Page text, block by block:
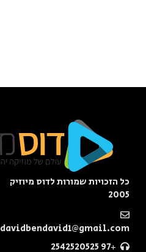
כל הזכויות שמורות לדוס מיוזיק
2005
davidbendavid1@gmail.com
+97 2542520525